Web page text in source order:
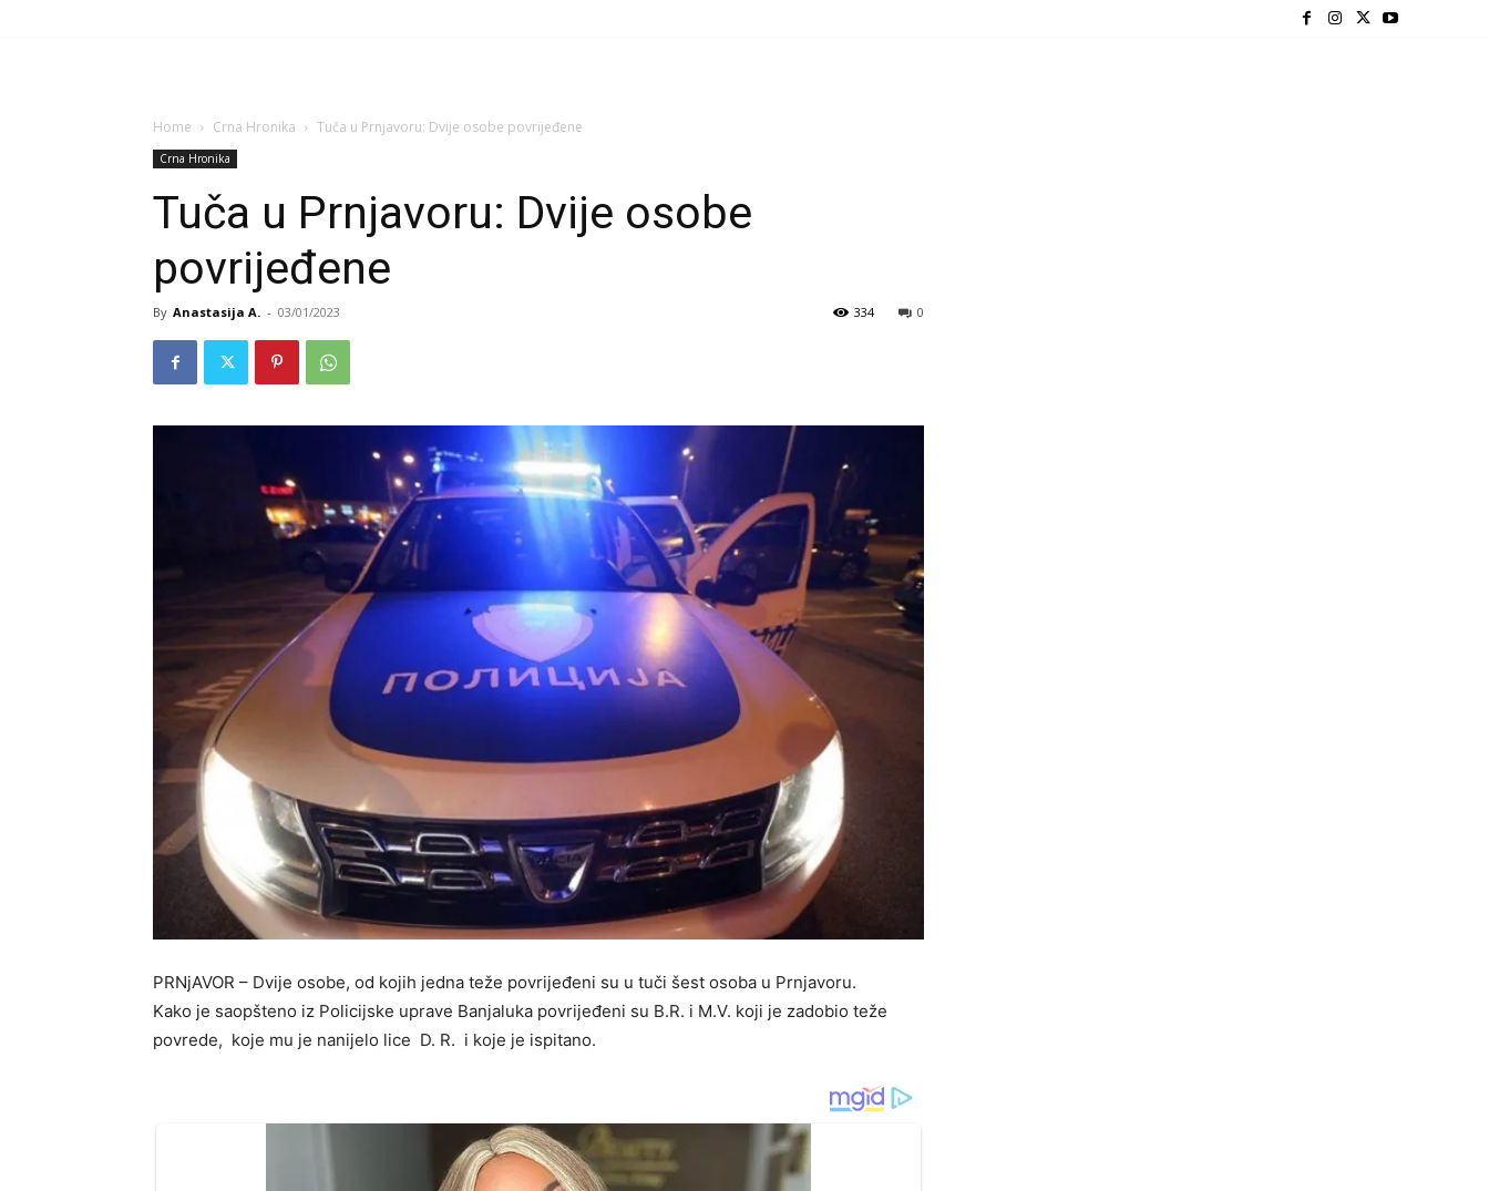
Home Crna Hronika Tuča u Prnjavoru: Dvije osobe povrijeđene
Crna Hronika
Tuča u Prnjavoru: Dvije osobe
povrijeđene
By Anastasija A. - 03/01/2023 0
334
PRNjAVOR – Dvije osobe, od kojih jedna teže povrijeđeni su u tuči šest osoba u Prnjavoru.
Kako je saopšteno iz Policijske uprave Banjaluka povrijeđeni su B.R. i M.V. koji je zadobio teže
povrede, koje mu je nanijelo lice D. R. i koje je ispitano.